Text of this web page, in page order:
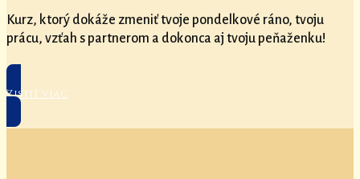
Kurz, ktorý dokáže zmeniť tvoje pondelkové ráno, tvoju
prácu, vzťah s partnerom a dokonca aj tvoju peňaženku!
Zistiť viac